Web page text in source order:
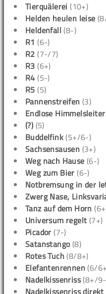
Tierquälerei (10+)
Helden heulen leise
Heldenfall (8-)
R1 (6-)
R2 (7-/7)
R3 (6+)
R4 (5-)
R5 (5)
Pannenstreifen (3)
Endlose Himmelsleiter
(?) (5)
Buddelfink (5+/6-)
Sachsensausen (3+)
Weg nach Hause (6-)
Weg zum Bier (6-)
Notbremsung in der
Zwerg Nase,
Tanz auf dem Horn
Universum regelt (7+)
Picador (7-)
Satanstango(8)
Rotes Tuch (8/8+)
Elefantenrennen (6/
Nadelkissenriss(8+/
Nadelkissenriss direkt